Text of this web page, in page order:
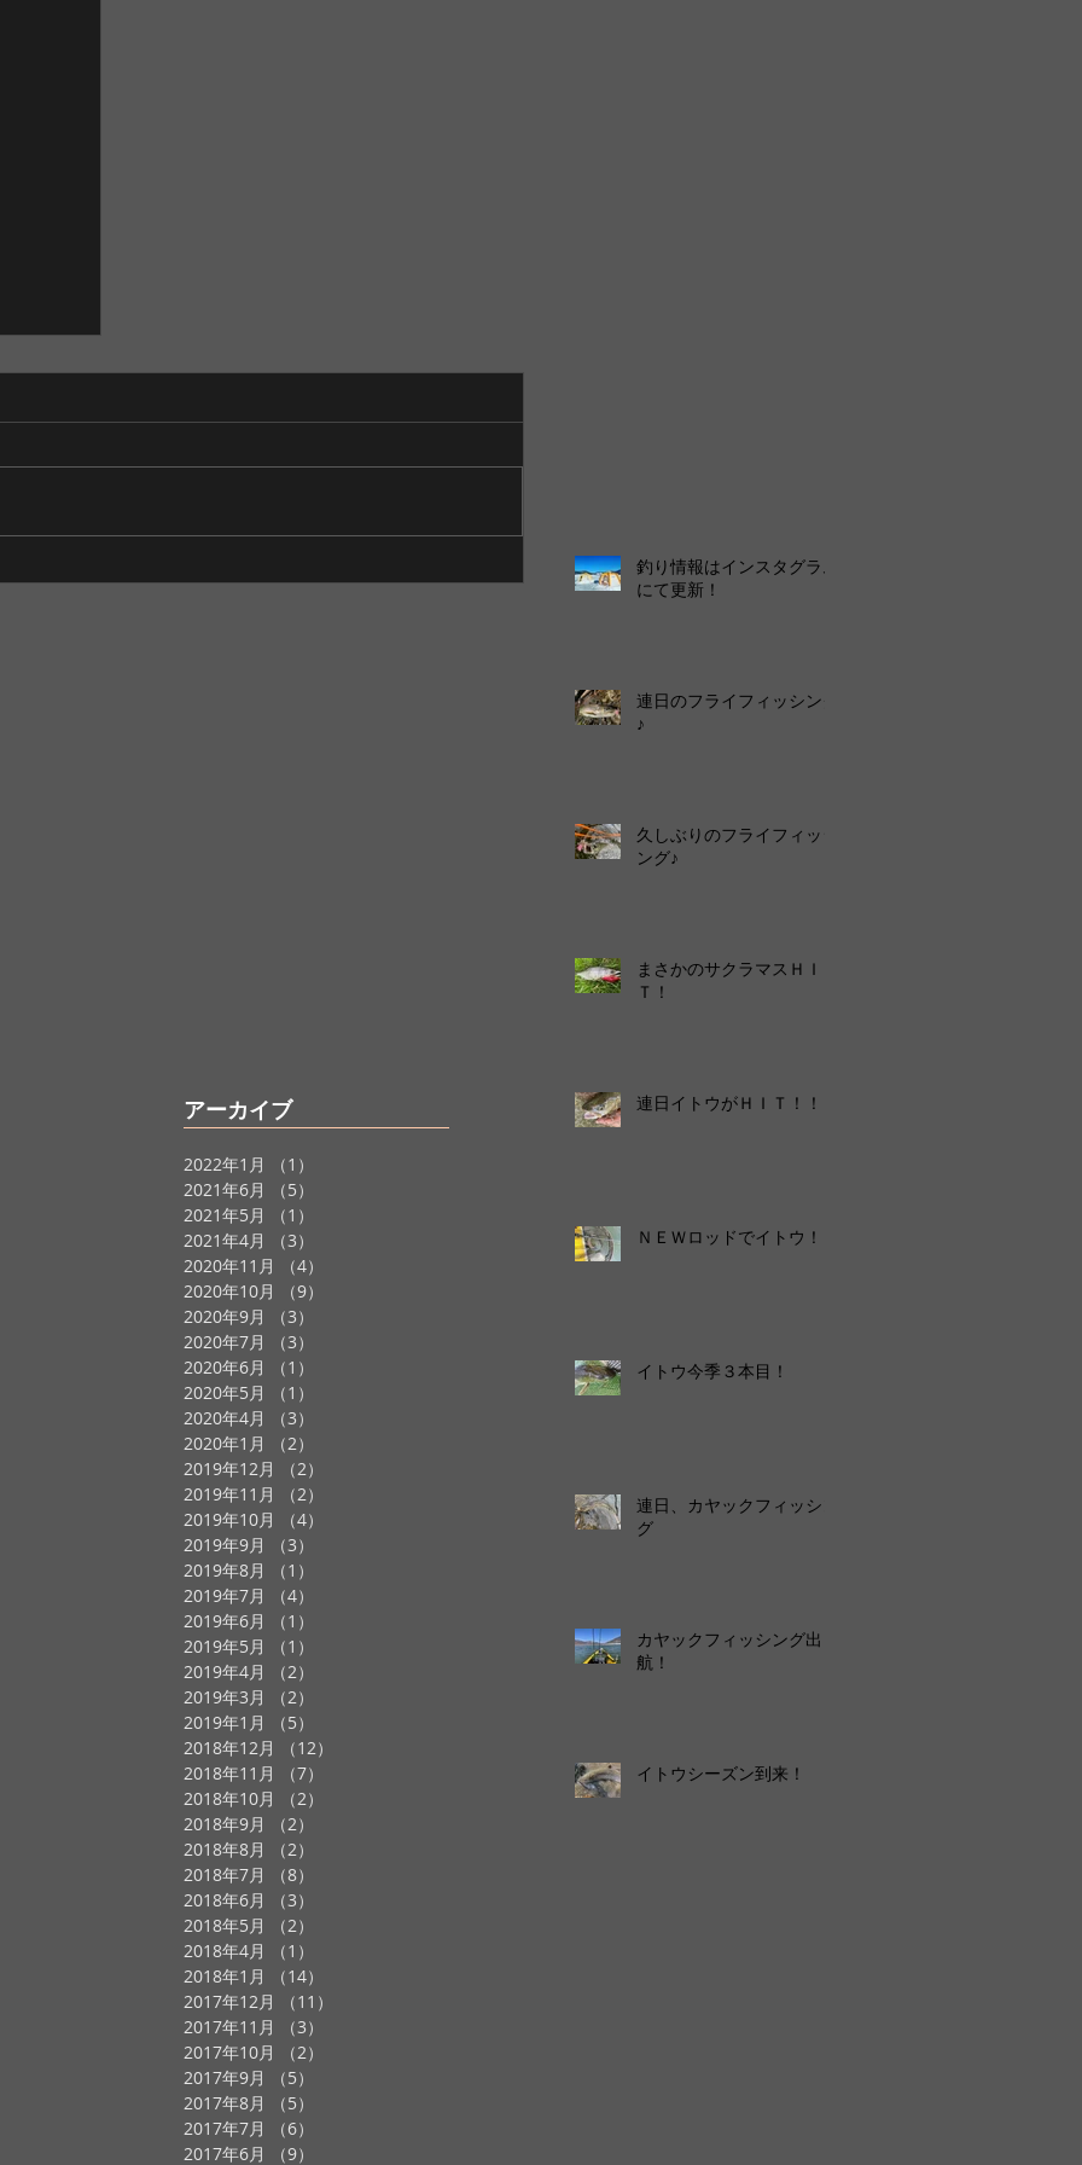
アーカイブ
2022年1月 （1）
2021年6月
（5）
2021年5月
（1）
2021年4月
（3）
2020年11月
（4）
2020年10月
（9）
2020年9月
（3）
2020年7月
（3）
2020年6月
（1）
2020年5月
（1）
2020年4月
（3）
2020年1月
（2）
2019年12月
（2）
2019年11月
（2）
2019年10月
（4）
2019年9月
（3）
2019年8月
（1）
2019年7月
（4）
2019年6月
（1）
2019年5月
（1）
2019年4月
（2）
2019年3月
（2）
2019年1月
（5）
2018年12月
（12）
2018年11月
（7）
2018年10月
（2）
2018年9月
（2）
2018年8月
（2）
2018年7月
（8）
2018年6月
（3）
2018年5月
（2）
2018年4月
（1）
2018年1月
（14）
2017年12月
（11）
2017年11月
（3）
2017年10月
（2）
2017年9月
（5）
2017年8月
（5）
2017年7月
（6）
2017年6月
（9）
釣り情報はインスタグラム
にて更新！
連日のフライフィッシング
♪
久しぶりのフライフィッシ
ング♪
まさかのサクラマスＨＩ
Ｔ！
連日イトウがＨＩＴ！！！
ＮＥＷロッドでイトウ！
イトウ今季３本目！
連日、カヤックフィッシン
グ
カヤックフィッシング出
航！
イトウシーズン到来！